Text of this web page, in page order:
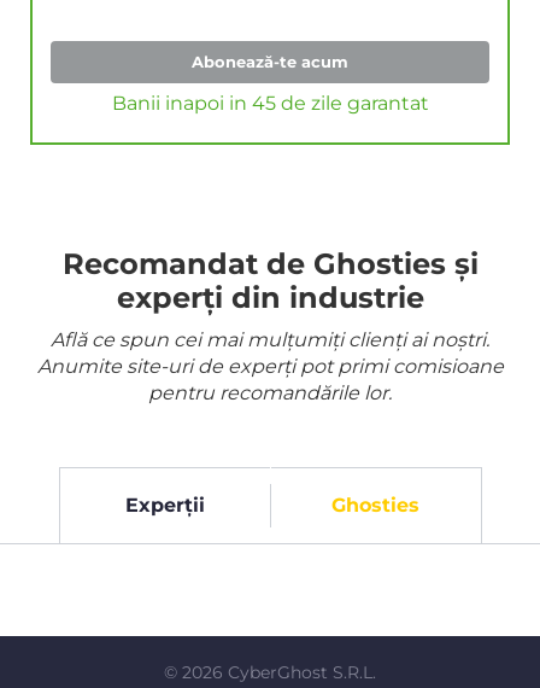
Abonează-te acum
Banii inapoi in 45 de zile garantat
Recomandat de Ghosties și
experți din industrie
Află ce spun cei mai mulțumiți clienți ai noștri.
Anumite site-uri de experți pot primi comisioane
pentru recomandările lor.
Experții Ghosties
© 2026 CyberGhost S.R.L.